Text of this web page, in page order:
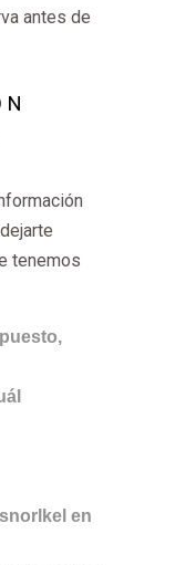
antes de
tenemos
en